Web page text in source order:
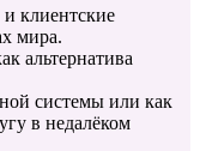
клиентские
мира.
альтернатива
системы или как
в недалёком